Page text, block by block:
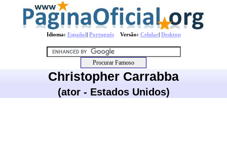
Idioma: Español| PortuguêsVersão: Celular| Desktop
Christopher Carrabba
(ator - Estados Unidos)